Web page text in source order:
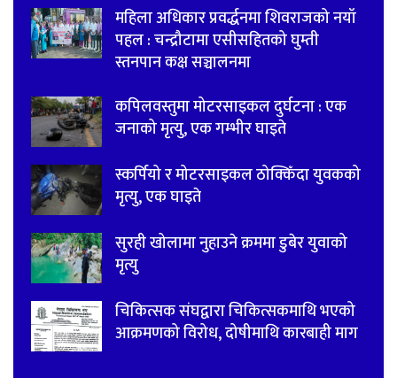
महिला अधिकार प्रवर्द्धनमा शिवराजको नयाँ
पहल : चन्द्रौटामा एसीसहितको घुम्ती
स्तनपान कक्ष सञ्चालनमा
कपिलवस्तुमा मोटरसाइकल दुर्घटना : एक
जनाको मृत्यु, एक गम्भीर घाइते
स्कर्पियो र मोटरसाइकल ठोक्किँदा युवकको
मृत्यु, एक घाइते
सुरही खोलामा नुहाउने क्रममा डुबेर युवाको
मृत्यु
चिकित्सक संघद्वारा चिकित्सकमाथि भएको
आक्रमणको विरोध, दोषीमाथि कारबाही माग